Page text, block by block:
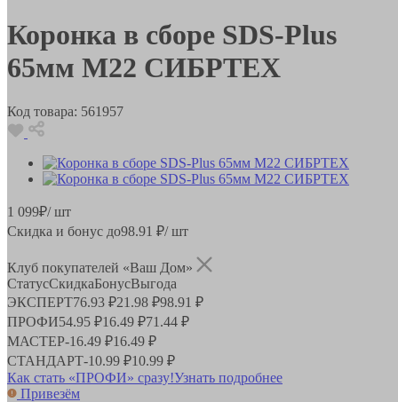
Коронка в сборе SDS-Plus
65мм М22 СИБРТЕХ
Код товара: 561957
1 099₽/ шт
Скидка и бонус до98.91 ₽/ шт
Клуб покупателей «Ваш Дом»
СтатусСкидкаБонусВыгода
ЭКСПЕРТ76.93 ₽21.98 ₽98.91 ₽
ПРОФИ54.95 ₽16.49 ₽71.44 ₽
МАСТЕР-16.49 ₽16.49 ₽
СТАНДАРТ-10.99 ₽10.99 ₽
Как стать «ПРОФИ» сразу!Узнать подробнее
Привезём